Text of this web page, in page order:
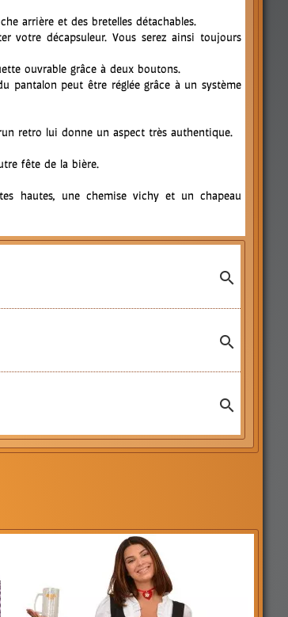
arrière et des bretelles détachables.
votre décapsuleur. Vous serez ainsi toujours
ouvrable grâce à deux boutons.
pantalon peut être réglée grâce à un système
retro lui donne un aspect très authentique.
fête de la bière.
hautes, une chemise vichy et un chapeau


